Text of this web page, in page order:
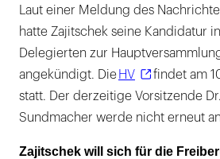
Laut einer Meldung des
hatte Zajitschek seine Kandidatur
Delegierten zur
angekündigt. Die HV
findet am
statt. Der derzeitige Vorsitzende
Sundmacher werde nicht erneut
Zajitschek will sich für die